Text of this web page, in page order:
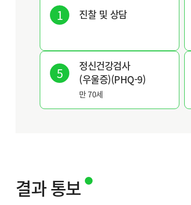
진찰 및 상담
정신건강검사
(우울증)(PHQ-9)
만 70세
결과 통보